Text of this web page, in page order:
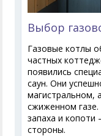
Выбор
Газовые котлы
частных
появились
саун. Они
магистральном,
сжиженном газе.
запаха и копоти
стороны.